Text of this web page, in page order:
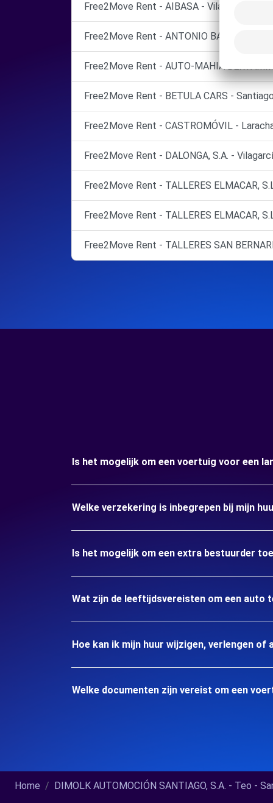
Free2Move Rent - AIBASA - Vilagarcía de
Free2Move Rent - ANTONIO BALIÑAS, S.L.
Free2Move Rent - AUTO-MAHIA
Free2Move Rent - BETULA CARS -
Free2Move Rent - CASTROMÓVIL -
Free2Move Rent - DALONGA, S.A. -
Free2Move Rent - TALLERES ELMACAR,
Free2Move Rent - TALLERES ELMACAR,
Free2Move Rent - TALLERES SAN
Is het mogelijk om een voertuig voor een
Welke verzekering is inbegrepen bij mijn
Is het mogelijk om een extra bestuurder
Wat zijn de leeftijdsvereisten om een auto
Hoe kan ik mijn huur wijzigen, verlengen of
Welke documenten zijn vereist om een
Home DIMOLK AUTOMOCIÓN SANTIAGO, S.A. - Teo -